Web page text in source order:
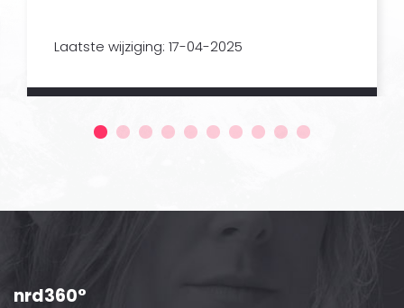
Laatste wijziging: 17-04-2025
nrd360°